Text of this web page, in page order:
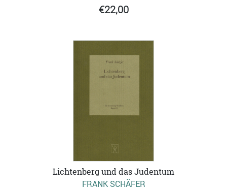
€22,00
Lichtenberg und das Judentum
FRANK SCHÄFER